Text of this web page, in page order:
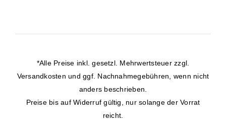
*Alle Preise inkl. gesetzl. Mehrwertsteuer zzgl.
Versandkosten und ggf. Nachnahmegebühren, wenn nicht
anders beschrieben.
Preise bis auf Widerruf gültig, nur solange der Vorrat
reicht.